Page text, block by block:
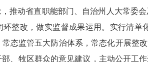
推动省直职能部门、 自治州 人大常委会
环整改，做实监督成果运用。 实行清单
态监管五大防治体系，常态化开展整改
、牧区群众的意见建议，主动公开工